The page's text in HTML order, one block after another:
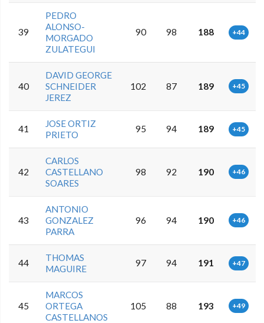
39
PEDRO
ALONSO-
MORGADO
ZULATEGUI
90 98 188 +44
40
DAVID GEORGE
SCHNEIDER
JEREZ
102 87 189 +45
41
JOSE ORTIZ
PRIETO
95 94 189 +45
42
CARLOS
CASTELLANO
SOARES
98 92 190 +46
43
ANTONIO
GONZALEZ
PARRA
96 94 190 +46
44
THOMAS
MAGUIRE
97 94 191 +47
45
MARCOS
ORTEGA
CASTELLANOS
105 88 193 +49